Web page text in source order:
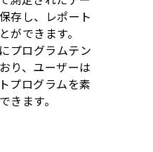
存し、レポート
ができます。
プログラムテン
り、ユーザーは
プログラムを素
きます。